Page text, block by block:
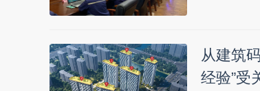
从建筑
经验”受